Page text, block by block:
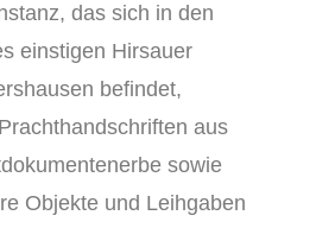
das sich in den
einstigen Hirsauer
befindet,
aus
sowie
Objekte und Leihgaben